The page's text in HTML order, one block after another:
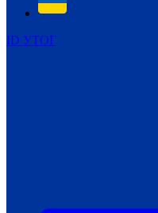
ID УТОГ